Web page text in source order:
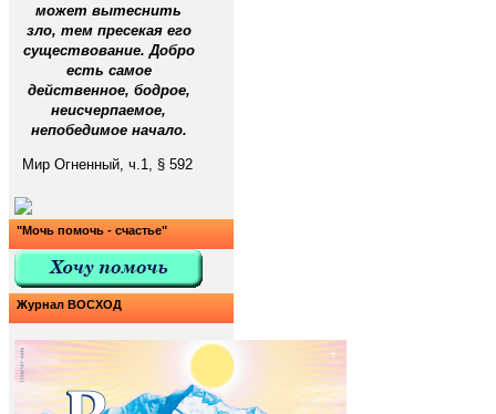
может вытеснить
зло, тем пресекая его
существование. Добро
есть самое
действенное, бодрое,
неисчерпаемое,
непобедимое начало.
Мир Огненный, ч.1, § 592
"Мочь помочь - счастье"
Журнал ВОСХОД